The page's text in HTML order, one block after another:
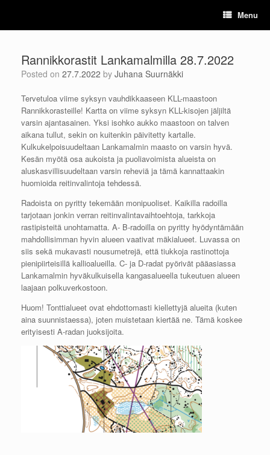
content
Menu
Rannikkorastit Lankamalmilla 28.7.2022
Posted on 27.7.2022 by Juhana Suurnäkki
Tervetuloa viime syksyn vauhdikkaaseen KLL-maastoon
Rannikkorasteille! Kartta on viime syksyn KLL-kisojen jäljiltä
varsin ajantasainen. Yksi isohko aukko maastoon on talven
aikana tullut, sekin on kuitenkin päivitetty kartalle.
Kulkukelpoisuudeltaan Lankamalmin maasto on varsin hyvä.
Kesän myötä osa aukoista ja puoliavoimista alueista on
aluskasvillisuudeltaan varsin reheviä ja tämä kannattaakin
huomioida reitinvalintoja tehdessä.
Radoista on pyritty tekemään monipuoliset. Kaikilla radoilla
tarjotaan jonkin verran reitinvalintavaihtoehtoja, tarkkoja
rastipisteitä unohtamatta. A- B-radoilla on pyritty hyödyntämään
mahdollisimman hyvin alueen vaativat mäkialueet. Luvassa on
siis sekä mukavasti nousumetrejä, että tiukkoja rastinottoja
pienipiirteisillä kallioalueilla. C- ja D-radat pyörivät pääasiassa
Lankamalmin hyväkulkuisella kangasalueella tukeutuen alueen
laajaan polkuverkostoon.
Huom! Tonttialueet ovat ehdottomasti kiellettyjä alueita (kuten
aina suunnistaessa), joten muistetaan kiertää ne. Tämä koskee
erityisesti A-radan juoksijoita.